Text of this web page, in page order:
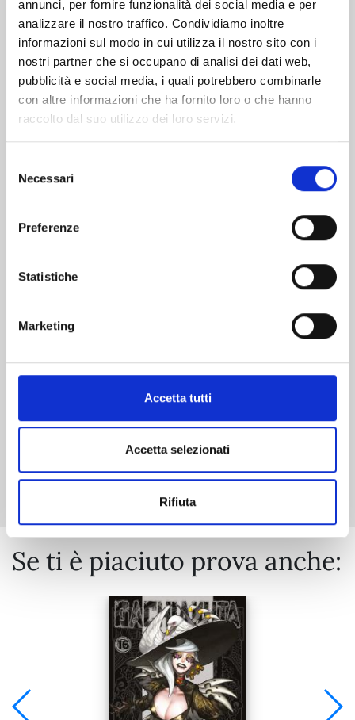
annunci, per fornire funzionalità dei social media e per
analizzare il nostro traffico. Condividiamo inoltre
informazioni sul modo in cui utilizza il nostro sito con i
nostri partner che si occupano di analisi dei dati web,
pubblicità e social media, i quali potrebbero combinarle
con altre informazioni che ha fornito loro o che hanno
raccolto dal suo utilizzo dei loro servizi.
delNecessari
Preferenze
Statistiche
Marketing
Accetta tutti
Accetta selezionati
Rifiuta
€ 5,90
Se ti è piaciuto prova anche: